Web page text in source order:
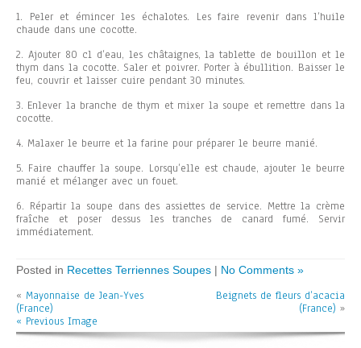
1. Peler et émincer les échalotes. Les faire revenir dans l’huile
chaude dans une cocotte.
2. Ajouter 80 cl d’eau, les châtaignes, la tablette de bouillon et le
thym dans la cocotte. Saler et poivrer. Porter à ébullition. Baisser le
feu, couvrir et laisser cuire pendant 30 minutes.
3. Enlever la branche de thym et mixer la soupe et remettre dans la
cocotte.
4. Malaxer le beurre et la farine pour préparer le beurre manié.
5. Faire chauffer la soupe. Lorsqu’elle est chaude, ajouter le beurre
manié et mélanger avec un fouet.
6. Répartir la soupe dans des assiettes de service. Mettre la crème
fraîche et poser dessus les tranches de canard fumé. Servir
immédiatement.
Posted in Recettes Terriennes Soupes | No Comments »
« Mayonnaise de Jean-Yves
(France)
Beignets de fleurs d’acacia
(France) »
« Previous Image